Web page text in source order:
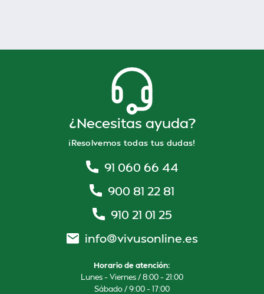
¿Necesitas ayuda?
¡Resolvemos todas tus dudas!
91 060 66 44
900 81 22 81
910 21 01 25
info@vivusonline.es
Horario de atención:
Lunes – Viernes / 8:00 – 21:00
Sábado / 9:00 – 17:00